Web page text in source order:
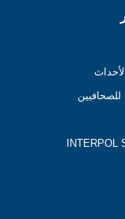
INTERPOL